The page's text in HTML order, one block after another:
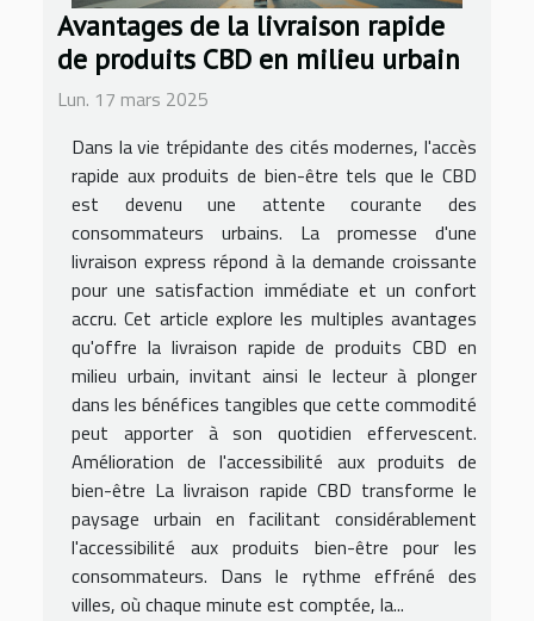
Avantages de la livraison rapide
de produits CBD en milieu urbain
Lun. 17 mars 2025
Dans la vie trépidante des cités modernes, l'accès
rapide aux produits de bien-être tels que le CBD
est devenu une attente courante des
consommateurs urbains. La promesse d'une
livraison express répond à la demande croissante
pour une satisfaction immédiate et un confort
accru. Cet article explore les multiples avantages
qu'offre la livraison rapide de produits CBD en
milieu urbain, invitant ainsi le lecteur à plonger
dans les bénéfices tangibles que cette commodité
peut apporter à son quotidien effervescent.
Amélioration de l'accessibilité aux produits de
bien-être La livraison rapide CBD transforme le
paysage urbain en facilitant considérablement
l'accessibilité aux produits bien-être pour les
consommateurs. Dans le rythme effréné des
villes, où chaque minute est comptée, la...